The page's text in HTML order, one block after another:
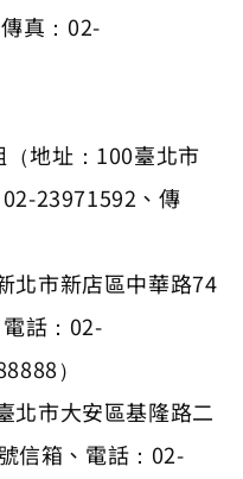
真：02-
地址：100臺北市
23971592、傳
北市新店區中華路74
話：02-
）
北市大安區基隆路二
信箱、電話：02-